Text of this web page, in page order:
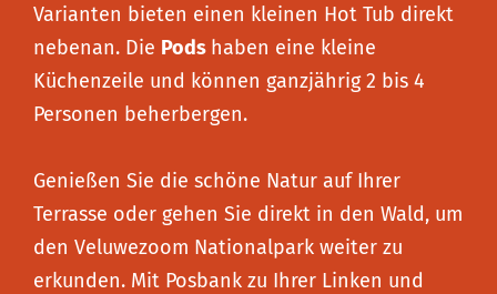
Varianten bieten einen kleinen Hot Tub direkt
nebenan. Die Pods haben eine kleine
Küchenzeile und können ganzjährig 2 bis 4
Personen beherbergen.
Genießen Sie die schöne Natur auf Ihrer
Terrasse oder gehen Sie direkt in den Wald, um
den Veluwezoom Nationalpark weiter zu
erkunden. Mit Posbank zu Ihrer Linken und